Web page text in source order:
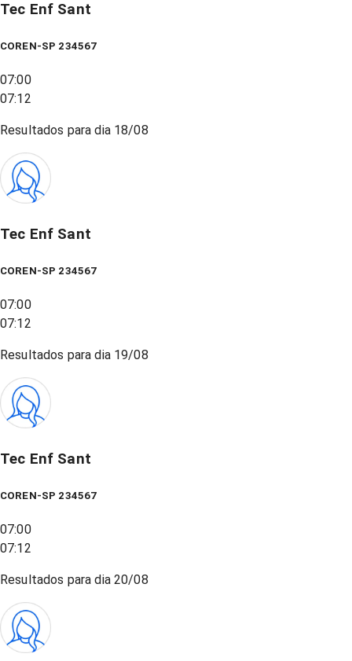
Tec Enf Sant
COREN-SP 234567
07:00
07:12
Resultados para dia 18/08
Tec Enf Sant
COREN-SP 234567
07:00
07:12
Resultados para dia 19/08
Tec Enf Sant
COREN-SP 234567
07:00
07:12
Resultados para dia20/08